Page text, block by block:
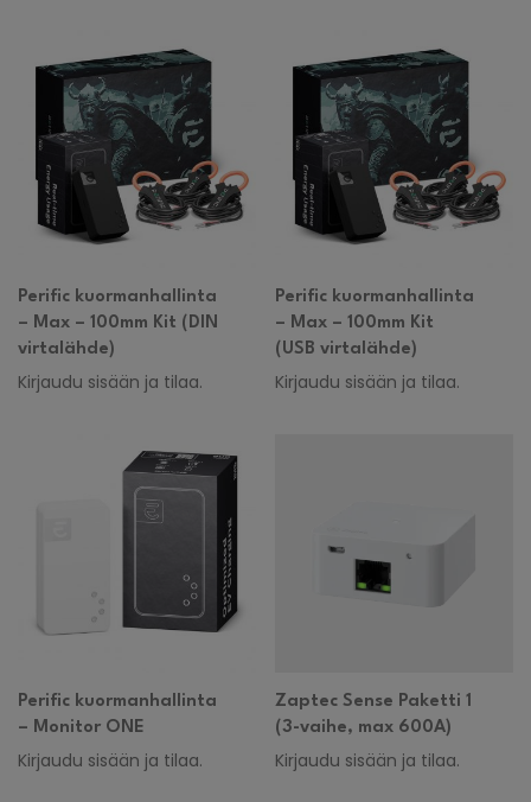
Perific kuormanhallinta
– Max – 100mm Kit (DIN
virtalähde)
Kirjaudu sisään ja tilaa.
Perific kuormanhallinta
– Max – 100mm Kit
(USB virtalähde)
Kirjaudu sisään ja tilaa.
Perific kuormanhallinta
– Monitor ONE
Kirjaudu sisään ja tilaa.
Zaptec Sense Paketti 1
(3-vaihe, max 600A)
Kirjaudu sisään ja tilaa.